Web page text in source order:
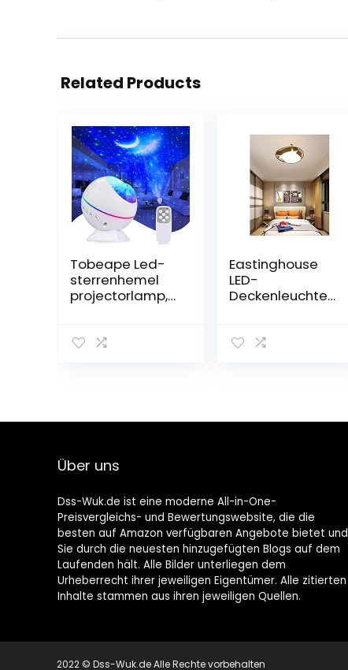
Related Products
Tobeape Led-
sterrenhemel
projectorlamp,
nachtlampje,
draaibaar,
kinderfeestjes,
msten, auto
Eastinghouse
LED-
Deckenleuchte
Karikatur,
Mädchen
Über uns
Dss-Wuk.de ist eine moderne All-in-One-
Preisvergleichs- und Bewertungswebsite, die die
besten auf Amazon verfügbaren Angebote bietet und
Sie durch die neuesten hinzugefügten Blogs auf dem
Laufenden hält. Alle Bilder unterliegen dem
Urheberrecht ihrer jeweiligen Eigentümer. Alle zitierten
Inhalte stammen aus ihren jeweiligen Quellen.
2022 © Dss-Wuk.de Alle Rechte vorbehalten